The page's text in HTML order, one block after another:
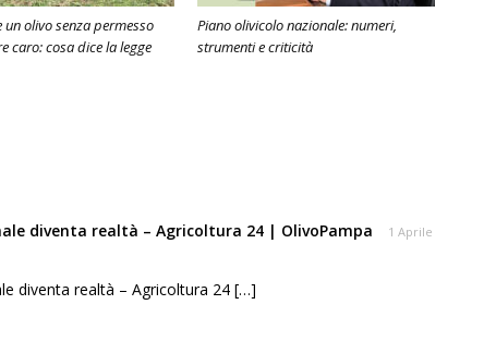
un olivo senza permesso
caro: cosa dice la legge
Piano olivicolo nazionale: numeri,
strumenti e criticità
diventa realtà – Agricoltura 24 | OlivoPampa
1 Aprile
diventa realtà – Agricoltura 24 […]